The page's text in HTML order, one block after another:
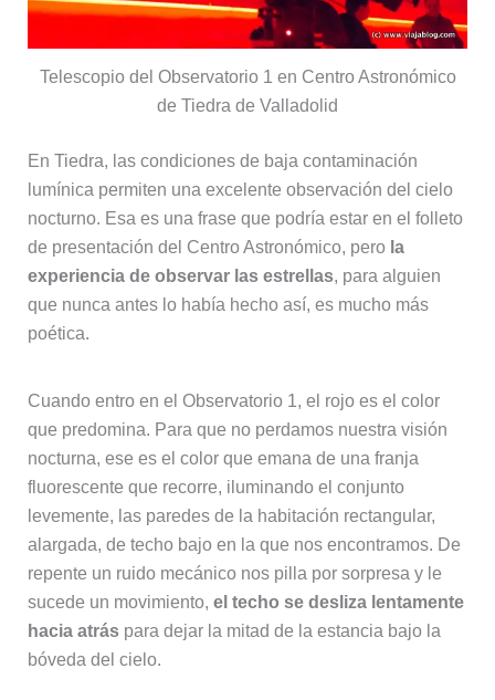
Telescopio del Observatorio 1 en Centro Astronómico
de Tiedra de Valladolid
En Tiedra, las condiciones de baja contaminación
lumínica permiten una excelente observación del cielo
nocturno. Esa es una frase que podría estar en el folleto
de presentación del Centro Astronómico, pero la
experiencia de observar las estrellas, para alguien
que nunca antes lo había hecho así, es mucho más
poética.
Cuando entro en el Observatorio 1, el rojo es el color
que predomina. Para que no perdamos nuestra visión
nocturna, ese es el color que emana de una franja
fluorescente que recorre, iluminando el conjunto
levemente, las paredes de la habitación rectangular,
alargada, de techo bajo en la que nos encontramos. De
repente un ruido mecánico nos pilla por sorpresa y le
sucede un movimiento, el techo se desliza lentamente
hacia atráspara dejar la mitad de la estancia bajo la
bóveda del cielo.